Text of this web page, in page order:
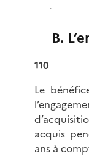
.
B.
110
Le
acquis
ans à